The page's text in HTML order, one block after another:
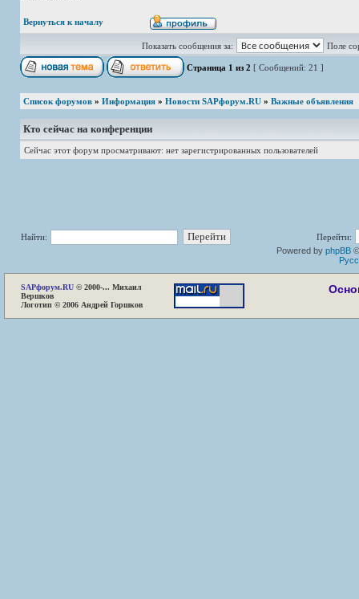
Вернуться к началу
Показать сообщения за: Поле
Страница 1 из 2 [ Сообщений: 21 ]
Список форумов » Информация » Новости SAPфорум.RU » Важные объявления
Кто сейчас на конференции
Сейчас этот форум просматривают: нет зарегистрированных пользователей
Найти:
Перейти:
Powered by phpBB
SAPфорум.RU © 2000-... Михаил
Вершков
Логотип © 2006 Андрей Горшков